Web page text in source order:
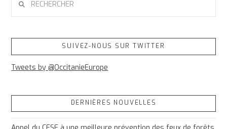
SUIVEZ-NOUS SUR TWITTER
Tweets by @OccitanieEurope
DERNIÈRES NOUVELLES